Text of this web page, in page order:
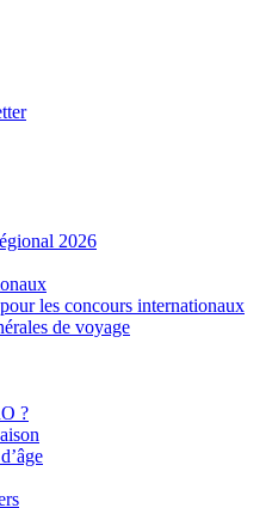
2026
les concours internationaux
de voyage
?